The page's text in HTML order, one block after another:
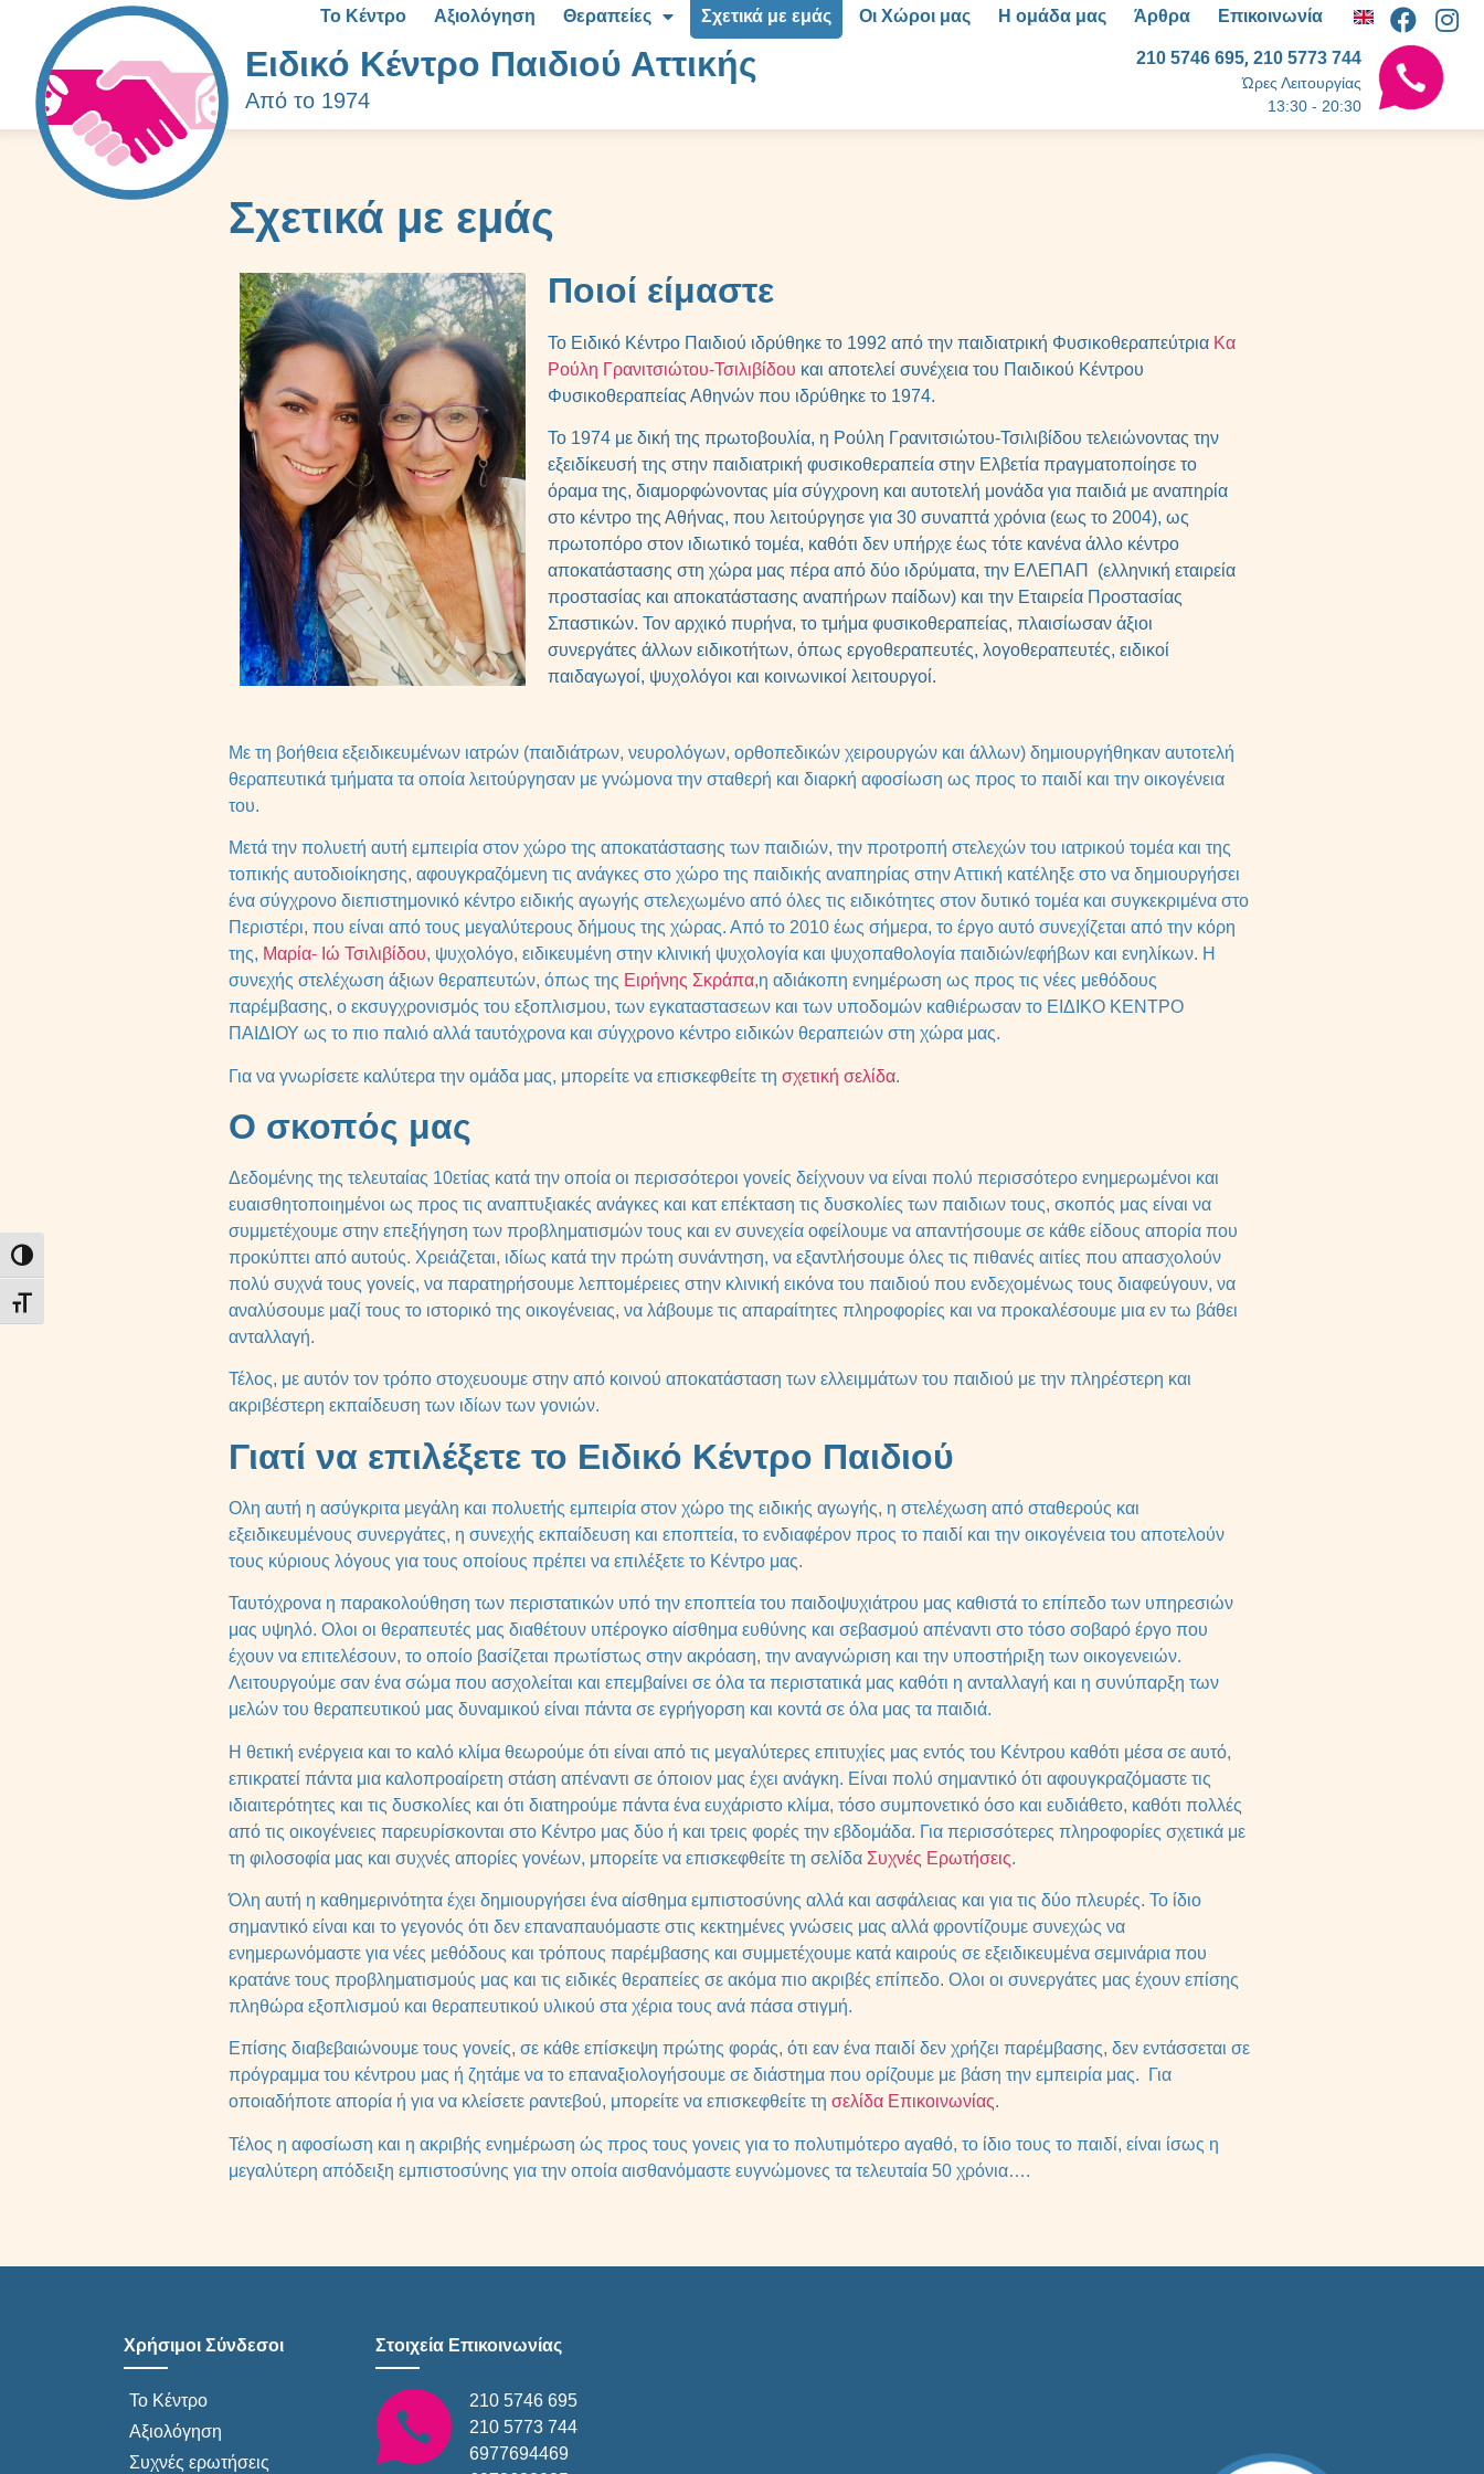
Εναλλαγή Υψηλής Αντίθεσης
Εναλλαγή Μεγέθους Γραμμάτων
Το Κέντρο Αξιολόγηση Θεραπείες Σχετικά με εμάς Οι Χώροι μας Η ομάδα μας Άρθρα Επικοινωνία
Ειδικό Κέντρο Παιδιού Αττικής
Από το 1974
210 5746 695,210 5773 744
Ώρες Λειτουργίας
13:30 - 20:30
Σχετικά με εμάς
Ποιοί είμαστε
Το Ειδικό Κέντρο Παιδιού ιδρύθηκε το 1992 από την παιδιατρική Φυσικοθεραπεύτρια Κα
Ρούλη Γρανιτσιώτου-Τσιλιβίδου και αποτελεί συνέχεια του Παιδικού Κέντρου
Φυσικοθεραπείας Αθηνών που ιδρύθηκε το 1974.
Το 1974 με δική της πρωτοβουλία, η Ρούλη Γρανιτσιώτου-Τσιλιβίδου τελειώνοντας την
εξειδίκευσή της στην παιδιατρική φυσικοθεραπεία στην Ελβετία πραγματοποίησε το
όραμα της, διαμορφώνοντας μία σύγχρονη και αυτοτελή μονάδα για παιδιά με αναπηρία
στο κέντρο της Αθήνας, που λειτούργησε για 30 συναπτά χρόνια (εως το 2004), ως
πρωτοπόρο στον ιδιωτικό τομέα, καθότι δεν υπήρχε έως τότε κανένα άλλο κέντρο
αποκατάστασης στη χώρα μας πέρα από δύο ιδρύματα, την ΕΛΕΠΑΠ (ελληνική εταιρεία
προστασίας και αποκατάστασης αναπήρων παίδων) και την Εταιρεία Προστασίας
Σπαστικών. Τον αρχικό πυρήνα, το τμήμα φυσικοθεραπείας, πλαισίωσαν άξιοι
συνεργάτες άλλων ειδικοτήτων, όπως εργοθεραπευτές, λογοθεραπευτές, ειδικοί
παιδαγωγοί, ψυχολόγοι και κοινωνικοί λειτουργοί.
Με τη βοήθεια εξειδικευμένων ιατρών (παιδιάτρων, νευρολόγων, ορθοπεδικών χειρουργών και άλλων) δημιουργήθηκαν αυτοτελή
θεραπευτικά τμήματα τα οποία λειτούργησαν με γνώμονα την σταθερή και διαρκή αφοσίωση ως προς το παιδί και την οικογένεια
του.
Μετά την πολυετή αυτή εμπειρία στον χώρο της αποκατάστασης των παιδιών, την προτροπή στελεχών του ιατρικού τομέα και της
τοπικής αυτοδιοίκησης, αφουγκραζόμενη τις ανάγκες στο χώρο της παιδικής αναπηρίας στην Αττική κατέληξε στο να δημιουργήσει
ένα σύγχρονο διεπιστημονικό κέντρο ειδικής αγωγής στελεχωμένο από όλες τις ειδικότητες στον δυτικό τομέα και συγκεκριμένα στο
Περιστέρι, που είναι από τους μεγαλύτερους δήμους της χώρας. Από το 2010 έως σήμερα, το έργο αυτό συνεχίζεται από την κόρη
της, Μαρία- Ιώ Τσιλιβίδου, ψυχολόγο, ειδικευμένη στην κλινική ψυχολογία και ψυχοπαθολογία παιδιών/εφήβων και ενηλίκων. Η
συνεχής στελέχωση άξιων θεραπευτών, όπως της Ειρήνης Σκράπα,η αδιάκοπη ενημέρωση ως προς τις νέες μεθόδους
παρέμβασης, ο εκσυγχρονισμός του εξοπλισμου, των εγκαταστασεων και των υποδομών καθιέρωσαν το ΕΙΔΙΚΟ ΚΕΝΤΡΟ
ΠΑΙΔΙΟΥ ως το πιο παλιό αλλά ταυτόχρονα και σύγχρονο κέντρο ειδικών θεραπειών στη χώρα μας.
Για να γνωρίσετε καλύτερα την ομάδα μας, μπορείτε να επισκεφθείτε τη σχετική σελίδα.
Ο σκοπός μας
Δεδομένης της τελευταίας 10ετίας κατά την οποία οι περισσότεροι γονείς δείχνουν να είναι πολύ περισσότερο ενημερωμένοι και
ευαισθητοποιημένοι ως προς τις αναπτυξιακές ανάγκες και κατ επέκταση τις δυσκολίες των παιδιων τους, σκοπός μας είναι να
συμμετέχουμε στην επεξήγηση των προβληματισμών τους και εν συνεχεία οφείλουμε να απαντήσουμε σε κάθε είδους απορία που
προκύπτει από αυτούς. Χρειάζεται, ιδίως κατά την πρώτη συνάντηση, να εξαντλήσουμε όλες τις πιθανές αιτίες που απασχολούν
πολύ συχνά τους γονείς, να παρατηρήσουμε λεπτομέρειες στην κλινική εικόνα του παιδιού που ενδεχομένως τους διαφεύγουν, να
αναλύσουμε μαζί τους το ιστορικό της οικογένειας, να λάβουμε τις απαραίτητες πληροφορίες και να προκαλέσουμε μια εν τω βάθει
ανταλλαγή.
Τέλος, με αυτόν τον τρόπο στοχευουμε στην από κοινού αποκατάσταση των ελλειμμάτων του παιδιού με την πληρέστερη και
ακριβέστερη εκπαίδευση των ιδίων των γονιών.
Γιατί να επιλέξετε το Ειδικό Κέντρο Παιδιού
Ολη αυτή η ασύγκριτα μεγάλη και πολυετής εμπειρία στον χώρο της ειδικής αγωγής, η στελέχωση από σταθερούς και
εξειδικευμένους συνεργάτες, η συνεχής εκπαίδευση και εποπτεία, το ενδιαφέρον προς το παιδί και την οικογένεια του αποτελούν
τους κύριους λόγους για τους οποίους πρέπει να επιλέξετε το Κέντρο μας.
Ταυτόχρονα η παρακολούθηση των περιστατικών υπό την εποπτεία του παιδοψυχιάτρου μας καθιστά το επίπεδο των υπηρεσιών
μας υψηλό. Ολοι οι θεραπευτές μας διαθέτουν υπέρογκο αίσθημα ευθύνης και σεβασμού απέναντι στο τόσο σοβαρό έργο που
έχουν να επιτελέσουν, το οποίο βασίζεται πρωτίστως στην ακρόαση, την αναγνώριση και την υποστήριξη των οικογενειών.
Λειτουργούμε σαν ένα σώμα που ασχολείται και επεμβαίνει σε όλα τα περιστατικά μας καθότι η ανταλλαγή και η συνύπαρξη των
μελών του θεραπευτικού μας δυναμικού είναι πάντα σε εγρήγορση και κοντά σε όλα μας τα παιδιά.
Η θετική ενέργεια και το καλό κλίμα θεωρούμε ότι είναι από τις μεγαλύτερες επιτυχίες μας εντός του Κέντρου καθότι μέσα σε αυτό,
επικρατεί πάντα μια καλοπροαίρετη στάση απέναντι σε όποιον μας έχει ανάγκη. Είναι πολύ σημαντικό ότι αφουγκραζόμαστε τις
ιδιαιτερότητες και τις δυσκολίες και ότι διατηρούμε πάντα ένα ευχάριστο κλίμα, τόσο συμπονετικό όσο και ευδιάθετο, καθότι πολλές
από τις οικογένειες παρευρίσκονται στο Κέντρο μας δύο ή και τρεις φορές την εβδομάδα. Για περισσότερες πληροφορίες σχετικά με
τη φιλοσοφία μας και συχνές απορίες γονέων, μπορείτε να επισκεφθείτε τη σελίδα Συχνές Ερωτήσεις.
Όλη αυτή η καθημερινότητα έχει δημιουργήσει ένα αίσθημα εμπιστοσύνης αλλά και ασφάλειας και για τις δύο πλευρές. Το ίδιο
σημαντικό είναι και το γεγονός ότι δεν επαναπαυόμαστε στις κεκτημένες γνώσεις μας αλλά φροντίζουμε συνεχώς να
ενημερωνόμαστε για νέες μεθόδους και τρόπους παρέμβασης και συμμετέχουμε κατά καιρούς σε εξειδικευμένα σεμινάρια που
κρατάνε τους προβληματισμούς μας και τις ειδικές θεραπείες σε ακόμα πιο ακριβές επίπεδο. Ολοι οι συνεργάτες μας έχουν επίσης
πληθώρα εξοπλισμού και θεραπευτικού υλικού στα χέρια τους ανά πάσα στιγμή.
Επίσης διαβεβαιώνουμε τους γονείς, σε κάθε επίσκεψη πρώτης φοράς, ότι εαν ένα παιδί δεν χρήζει παρέμβασης, δεν εντάσσεται σε
πρόγραμμα του κέντρου μας ή ζητάμε να το επαναξιολογήσουμε σε διάστημα που ορίζουμε με βάση την εμπειρία μας. Για
οποιαδήποτε απορία ή για να κλείσετε ραντεβού, μπορείτε να επισκεφθείτε τη σελίδα Επικοινωνίας.
Τέλος η αφοσίωση και η ακριβής ενημέρωση ώς προς τους γονεις για το πολυτιμότερο αγαθό, το ίδιο τους το παιδί, είναι ίσως η
μεγαλύτερη απόδειξη εμπιστοσύνης για την οποία αισθανόμαστε ευγνώμονες τα τελευταία 50 χρόνια….
Χρήσιμοι Σύνδεσοι
Το Κέντρο
Αξιολόγηση
Συχνές ερωτήσεις
Στοιχεία Επικοινωνίας
210 5746 695
210 5773 744
6977694469